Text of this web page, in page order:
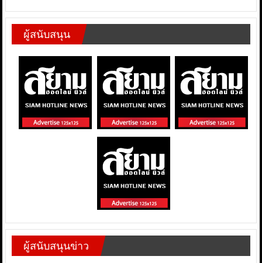
ผู้สนับสนุน
ผู้สนับสนุนข่าว